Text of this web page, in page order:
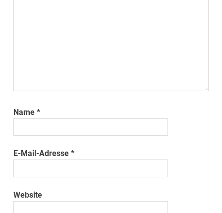
Name*
E-Mail-Adresse*
Website